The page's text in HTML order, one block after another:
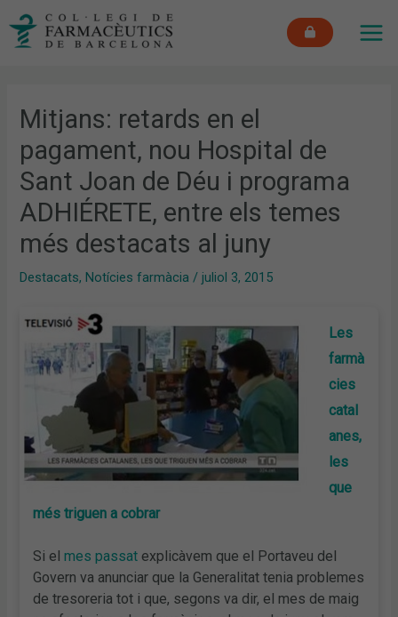
Mitjans: retards en el
pagament, nou Hospital de
Sant Joan de Déu i programa
ADHIÉRETE, entre els temes
més destacats al juny
Destacats, Notícies farmàcia /juliol 3, 2015
Les
farmà
cies
catal
anes,
les
que
més triguen a cobrar
Si elmes passat explicàvem que el Portaveu del
Govern va anunciar que la Generalitat tenia problemes
de tresoreria tot i que, segons va dir, el mes de maig